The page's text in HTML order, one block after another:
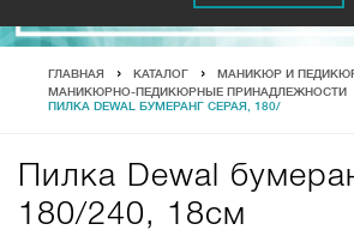
ГЛАВНАЯ КАТАЛОГ МАНИКЮР И
МАНИКЮРНО-ПЕДИКЮРНЫЕ ПРИНАДЛЕЖНОСТИ
ПИЛКА DEWAL БУМЕРАНГ СЕРАЯ, 180/
Пилка Dewal
180/240, 18см